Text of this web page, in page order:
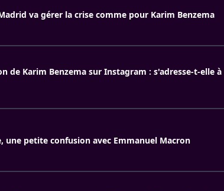
va gérer la crise comme pour Karim Benzema
de Karim Benzema sur Instagram : s'adresse-t-elle à
une petite confusion avec Emmanuel Macron